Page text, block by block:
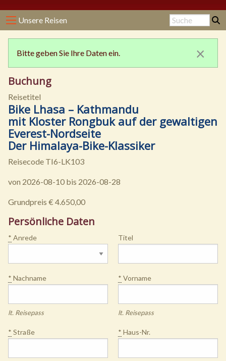
Unsere Reisen
Bitte geben Sie Ihre Daten ein. ×
Buchung
Reisetitel
Bike Lhasa – Kathmandu
mit Kloster Rongbuk auf der gewaltigen
Everest-Nordseite
Der Himalaya-Bike-Klassiker
Reisecode TI6-LK103
von 2026-08-10 bis 2026-08-28
Grundpreis € 4.650,00
Persönliche Daten
* Anrede Titel
* Nachname
lt. Reisepass
* Vorname
lt. Reisepass
* Straße * Haus-Nr.